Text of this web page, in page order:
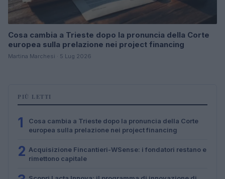
Cosa cambia a Trieste dopo la pronuncia della Corte
europea sulla prelazione nei project financing
Martina Marchesi · 5 Lug 2026
PIÙ LETTI
1
Cosa cambia a Trieste dopo la pronuncia della Corte
europea sulla prelazione nei project financing
2 Acquisizione Fincantieri-WSense: i fondatori restano e
rimettono capitale